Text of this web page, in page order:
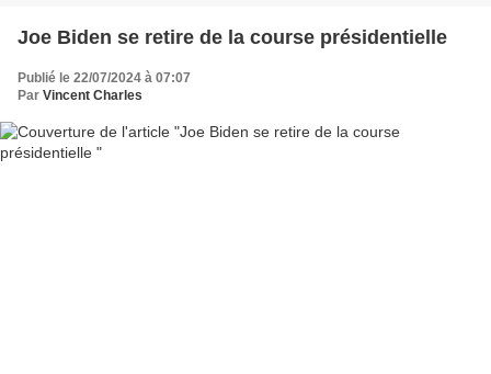
Joe Biden se retire de la course présidentielle
Publié le 22/07/2024 à 07:07
Par Vincent Charles